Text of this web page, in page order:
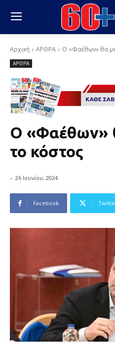
Αρχική ΑΡΘΡΑ Ο «Φαέθων» θα
ΑΡΘΡΑ
Ο «Φαέθων»
το κόστος
- 26 Ιουνίου, 2024
Facebook